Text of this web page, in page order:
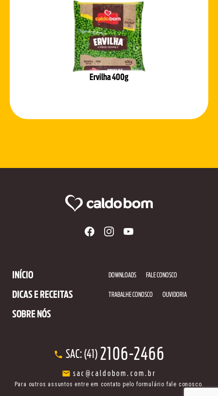
Ervilha 400g
INÍCIO
DICAS E RECEITAS
SOBRE NÓS
DOWNLOADS FALE CONOSCO
TRABALHE CONOSCO OUVIDORIA
SAC: (41) 2106-2466
sac@caldobom.com.br
Para outros assuntos entre em contato pelo formulário fale conosco.